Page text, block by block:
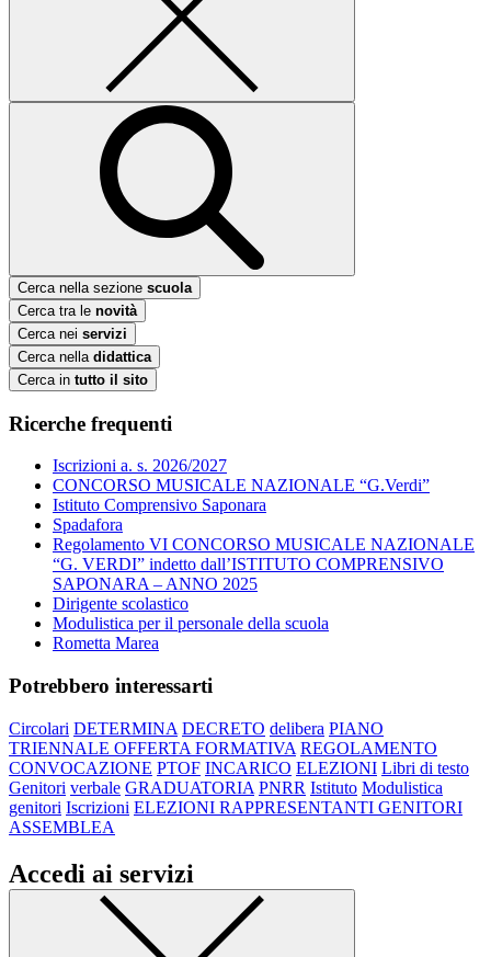
Cerca nella sezione scuola
Cerca tra le novità
Cerca nei servizi
Cerca nella didattica
Cerca in tutto il sito
Ricerche frequenti
Iscrizioni a. s. 2026/2027
CONCORSO MUSICALE NAZIONALE “G.Verdi”
Istituto Comprensivo Saponara
Spadafora
Regolamento VI CONCORSO MUSICALE NAZIONALE
“G. VERDI” indetto dall’ISTITUTO COMPRENSIVO
SAPONARA – ANNO 2025
Dirigente scolastico
Modulistica per il personale della scuola
Rometta Marea
Potrebbero interessarti
Circolari DETERMINA DECRETO delibera PIANO
TRIENNALE OFFERTA FORMATIVA REGOLAMENTO
CONVOCAZIONE PTOF INCARICO ELEZIONI Libri di testo
Genitori verbale GRADUATORIA PNRR Istituto Modulistica
genitori Iscrizioni ELEZIONI RAPPRESENTANTI GENITORI
ASSEMBLEA
Accedi ai servizi